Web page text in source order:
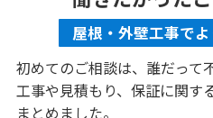
屋根・外壁工事で
工事や見積もり、保証に関す
まとめました。